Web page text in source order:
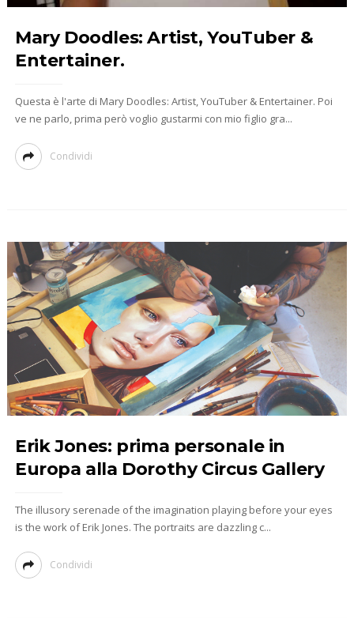
Mary Doodles: Artist, YouTuber &
Entertainer.
Questa è l'arte di Mary Doodles: Artist, YouTuber & Entertainer. Poi
ve ne parlo, prima però voglio gustarmi con mio figlio gra...
Condividi
Erik Jones: prima personale in
Europa alla Dorothy Circus Gallery
The illusory serenade of the imagination playing before your eyes
is the work of Erik Jones. The portraits are dazzling c...
Condividi